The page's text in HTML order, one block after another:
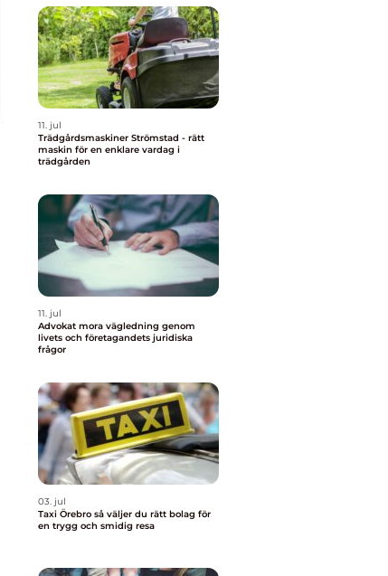
11. jul
Trädgårdsmaskiner Strömstad - rätt
maskin för en enklare vardag i
trädgården
11. jul
Advokat mora vägledning genom
livets och företagandets juridiska
frågor
03. jul
Taxi Örebro så väljer du rätt bolag för
en trygg och smidig resa